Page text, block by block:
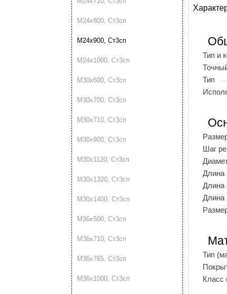
М24х800, Ст3сп
М24х900, Ст3сп
М24х1000, Ст3сп
М30х600, Ст3сп
М30х700, Ст3сп
М30х710, Ст3сп
М30х900, Ст3сп
М30х1120, Ст3сп
М30х1320, Ст3сп
М30х1400, Ст3сп
М36х500, Ст3сп
М36х710, Ст3сп
М36х765, Ст3сп
М36х1000, Ст3сп
Тип и
Тип
Шаг
Длина
Длина
Длина
Тип
Класс